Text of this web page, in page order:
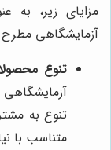
مزایای زیر، به
آزمایشگاهی
تنوع
آزمایشگاهی
تنوع به
متناسب با